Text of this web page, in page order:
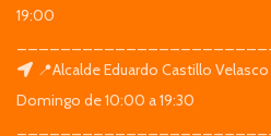
19:00
📍Alcalde Eduardo Castillo
Domingo de 10:00 a 19:30